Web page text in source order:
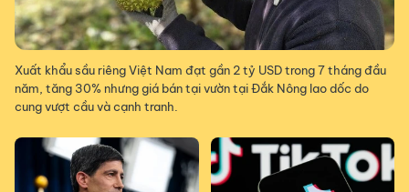
Xuất khẩu sầu riêng Việt Nam đạt gần 2 tỷ USD trong 7 tháng đầu
năm, tăng 30% nhưng giá bán tại vườn tại Đắk Nông lao dốc do
cung vượt cầu và cạnh tranh.